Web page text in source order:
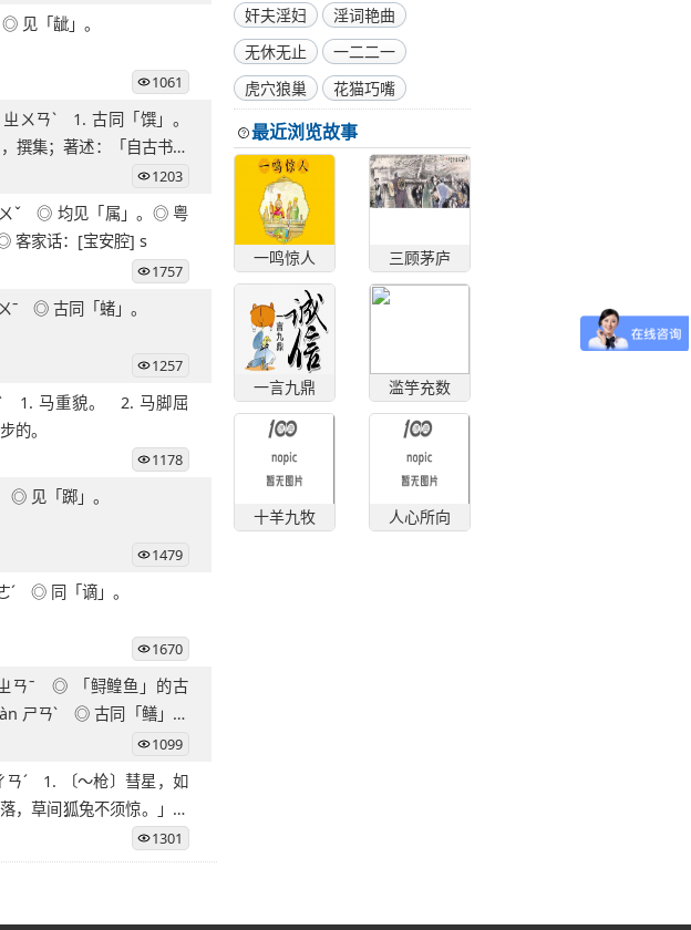
ˉ ◎ 见「龇」。
1061
撰集；著述：「自古书契
1203
客家话：[宝安腔] s
1757
zhū ㄓㄨˉ ◎ 古同「蝫」。
1257
的。
1178
ㄓˊ ◎ 见「踯」。
1479
zhé ㄓㄜˊ ◎ 同「谪」。
1670
。
1099
落，草间狐兔不须惊。」
1301
奸夫淫妇
淫词艳曲
无休无止
一二二一
虎穴狼巢
花猫巧嘴
最近浏览故事
一鸣惊人 三顾茅庐
一言九鼎 滥竽充数
十羊九牧 人心所向